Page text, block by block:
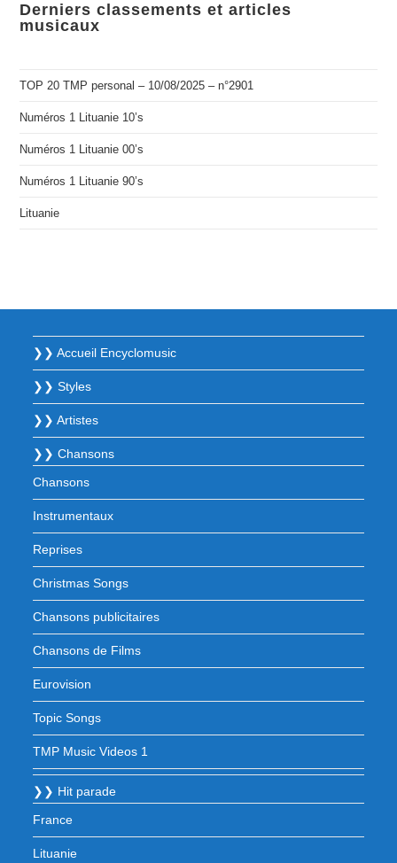
Derniers classements et articles
musicaux
TOP 20 TMP personal – 10/08/2025 – n°2901
Numéros 1 Lituanie 10’s
Numéros 1 Lituanie 00’s
Numéros 1 Lituanie 90’s
Lituanie
❯❯ Accueil Encyclomusic
❯❯ Styles
❯❯ Artistes
❯❯ Chansons
Chansons
Instrumentaux
Reprises
Christmas Songs
Chansons publicitaires
Chansons de Films
Eurovision
Topic Songs
TMP Music Videos 1
❯❯ Hit parade
France
Lituanie